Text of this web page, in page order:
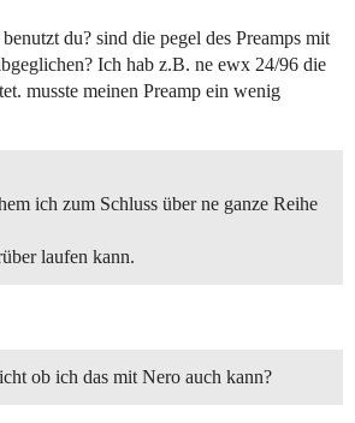
du? sind die pegel des Preamps mit
Ich hab z.B. ne ewx 24/96 die
musste meinen Preamp ein wenig
ich zum Schluss über ne ganze Reihe
laufen kann.
ob ich das mit Nero auch kann?